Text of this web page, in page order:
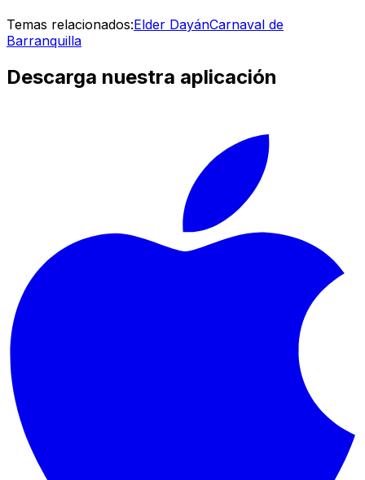
Temas relacionados:Elder DayánCarnaval de
Barranquilla
Descarga nuestra aplicación